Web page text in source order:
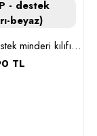
IKEA ANTILOP - destek minderi kılıfı (sarı-beyaz)
TL